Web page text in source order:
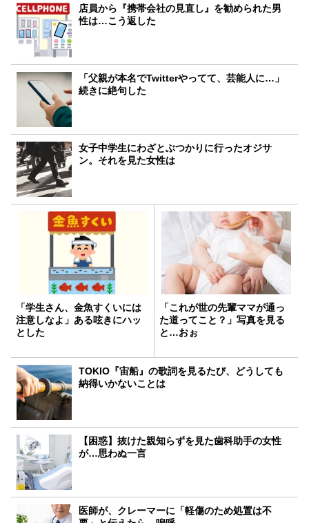
店員から『携帯会社の見直し』を勧められた男
性は…こう返した
「父親が本名でTwitterやってて、芸能人に…」
続きに絶句した
女子中学生にわざとぶつかりに行ったオジサ
ン。それを見た女性は
「学生さん、金魚すくいには
注意しなよ」ある呟きにハッ
とした
「これが世の先輩ママが通っ
た道ってこと？」写真を見る
と…おぉ
TOKIO『宙船』の歌詞を見るたび、どうしても
納得いかないことは
【困惑】抜けた親知らずを見た歯科助手の女性
が…思わぬ一言
医師が、クレーマーに「軽傷のため処置は不